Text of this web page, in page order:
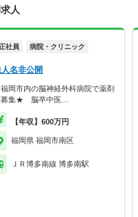
人
社員 病院・クリニック
名非公開
岡市内の脳神経外科病院で薬剤
募集★ 脳卒中医…
【年収】600万円
福岡県 福岡市南区
ＪＲ博多南線 博多南駅